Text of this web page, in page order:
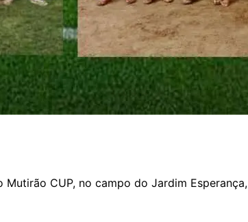
CUP, no campo do Jardim Esperança,